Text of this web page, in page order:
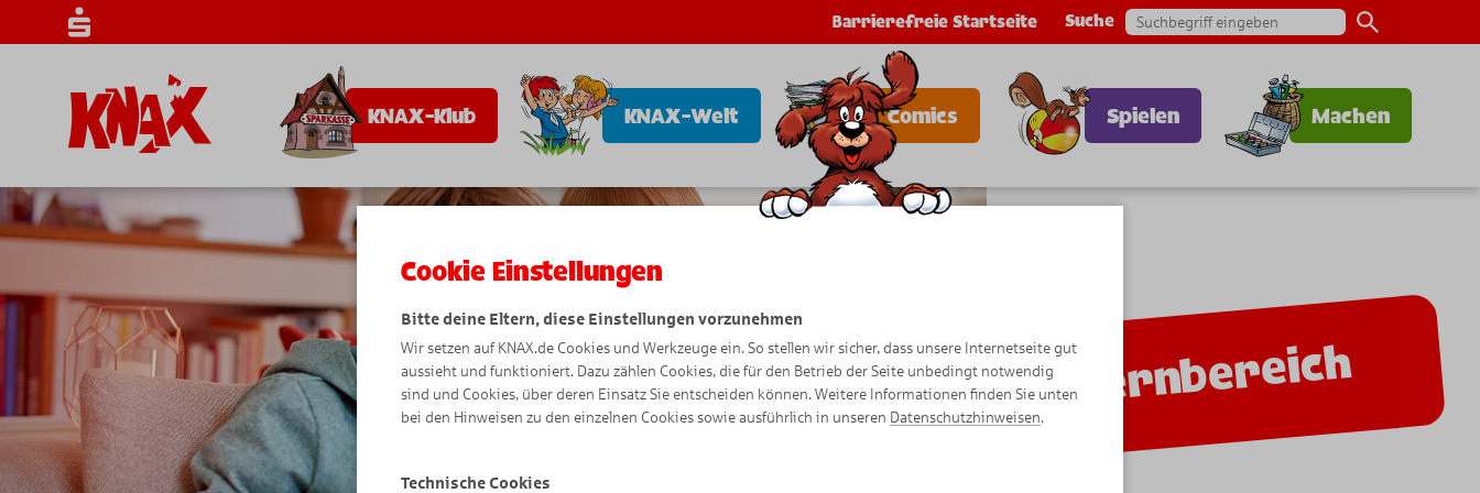
Barrierefreie Startseite Suche
KNAX-Klub KNAX-Welt Comics Spielen Machen
Elternbereich
Cookie Einstellungen
Bitte deine Eltern, diese Einstellungen vorzunehmen
Wir setzen auf KNAX.de Cookies und Werkzeuge ein. So stellen wir sicher, dass unsere Internetseite gut
aussieht und funktioniert. Dazu zählen Cookies, die für den Betrieb der Seite unbedingt notwendig
sind und Cookies, über deren Einsatz Sie entscheiden können. Weitere Informationen finden Sie unten
bei den Hinweisen zu den einzelnen Cookies sowie ausführlich in unseren Datenschutzhinweisen.
Technische Cookies